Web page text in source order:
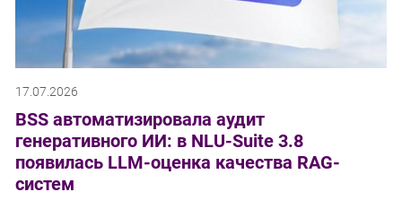
17.07.2026
BSS автоматизировала аудит
генеративного ИИ: в NLU-Suite 3.8
появилась LLM-оценка качества RAG-
систем